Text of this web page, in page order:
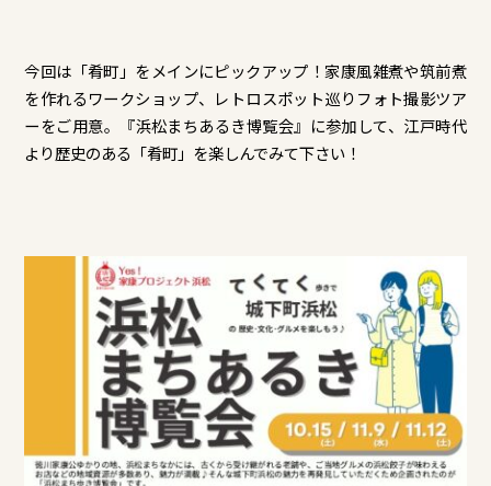
今回は「肴町」をメインにピックアップ！家康風雑煮や筑前煮
を作れるワークショップ、レトロスポット巡りフォト撮影ツア
ーをご用意。『浜松まちあるき博覧会』に参加して、江戸時代
より歴史のある「肴町」を楽しんでみて下さい！